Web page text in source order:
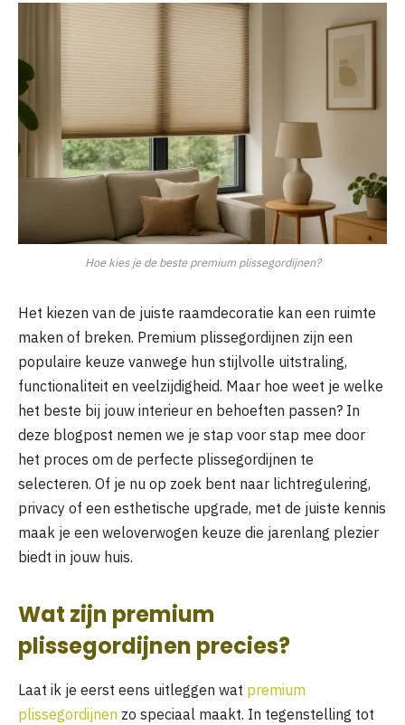
Hoe kies je de beste premium plissegordijnen?
Het kiezen van de juiste raamdecoratie kan een ruimte
maken of breken. Premium plissegordijnen zijn een
populaire keuze vanwege hun stijlvolle uitstraling,
functionaliteit en veelzijdigheid. Maar hoe weet je welke
het beste bij jouw interieur en behoeften passen? In
deze blogpost nemen we je stap voor stap mee door
het proces om de perfecte plissegordijnen te
selecteren. Of je nu op zoek bent naar lichtregulering,
privacy of een esthetische upgrade, met de juiste kennis
maak je een weloverwogen keuze die jarenlang plezier
biedt in jouw huis.
Wat zijn premium
plissegordijnen precies?
Laat ik je eerst eens uitleggen wat premium
plissegordijnen zo speciaal maakt. In tegenstelling tot